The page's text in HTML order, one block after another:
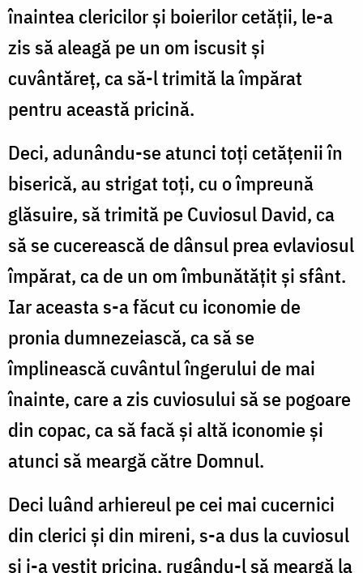
înaintea clericilor și boierilor cetății, le-a
zis să aleagă pe un om iscusit și
cuvântăreț, ca să-l trimită la împărat
pentru această pricină.
Deci, adunându-se atunci toți cetățenii în
biserică, au strigat toți, cu o împreună
glăsuire, să trimită pe Cuviosul David, ca
să se cucerească de dânsul prea evlaviosul
împărat, ca de un om îmbu­nătățit și sfânt.
Iar aceasta s-a făcut cu iconomie de
pronia dumnezeiască, ca să se
împlinească cuvântul îngerului de mai
înainte, care a zis cuviosului să se pogoare
din copac, ca să facă și altă iconomie și
atunci să meargă către Domnul.
Deci luând arhiereul pe cei mai cucernici
din clerici și din mireni, s-a dus la cuviosul
și i-a vestit pricina, rugându-l să meargă la